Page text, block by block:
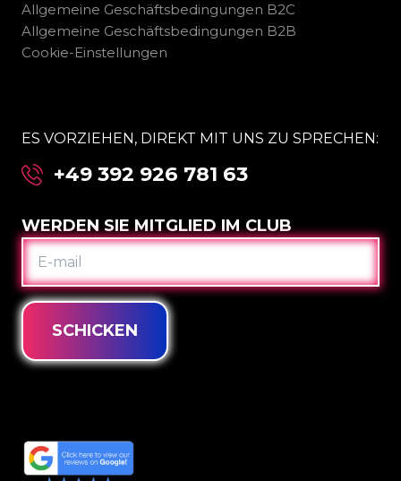
Allgemeine Geschäftsbedingungen B2C
Allgemeine Geschäftsbedingungen B2B
Cookie-Einstellungen
ES VORZIEHEN, DIREKT MIT UNS ZU SPRECHEN:
+49 392 926 781 63
WERDEN SIE MITGLIED IM CLUB
E-
MAIL
SCHICKEN